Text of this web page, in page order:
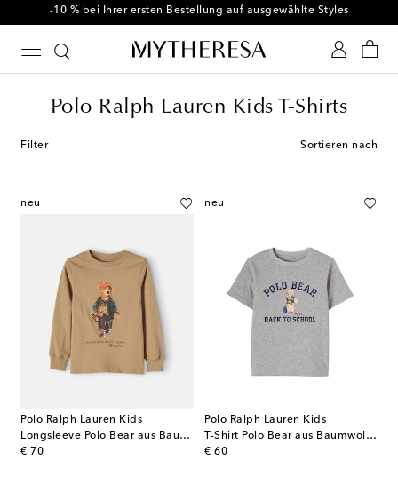
-10 % bei Ihrer ersten Bestellung auf ausgewählte Styles
Polo Ralph Lauren Kids T-Shirts
Filter Sortieren nach
neu
Polo Ralph Lauren Kids
Longsleeve Polo Bear aus Baumwoll-Jersey
€ 70
original price
neu
Polo Ralph Lauren Kids
T-Shirt Polo Bear aus Baumwoll-Jersey
€ 60
original price